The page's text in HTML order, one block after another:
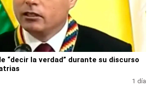
“decir la verdad” durante su discurso
1 día